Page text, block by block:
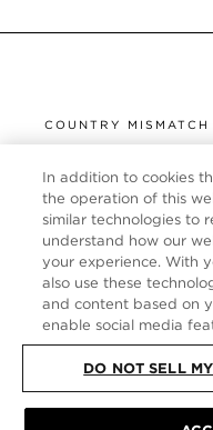
COUNTRY MISMATCH
UNITED
It looks like you are
but you are currently
Would you like to be
SHOP
SERVICE CLIENT
À PROPOS
FOLLOW US
In addition to cookies
the operation of this
similar technologies to
understand how our
your experience. With
also use these
and content based on
enable social media
DO NOT SELL